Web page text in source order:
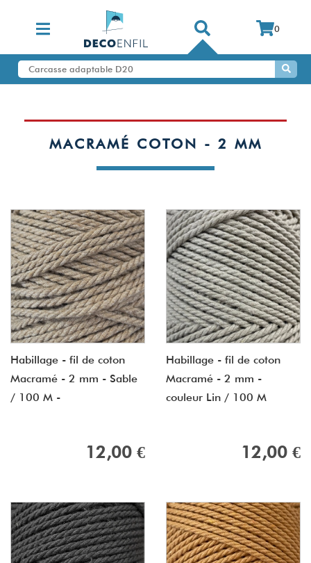
0
MACRAMÉ COTON - 2 MM
Habillage - fil de coton
Macramé - 2 mm - Sable
/ 100 M -
12,00 €
Habillage - fil de coton
Macramé - 2 mm -
couleur Lin / 100 M
12,00 €